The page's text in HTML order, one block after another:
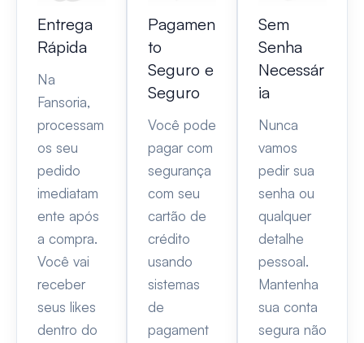
Entrega
Rápida
Na
Fansoria,
processam
os seu
pedido
imediatam
ente após
a compra.
Você vai
receber
seus likes
dentro do
Pagamen
to
Seguro e
Seguro
Você pode
pagar com
segurança
com seu
cartão de
crédito
usando
sistemas
de
pagament
Sem
Senha
Necessár
ia
Nunca
vamos
pedir sua
senha ou
qualquer
detalhe
pessoal.
Mantenha
sua conta
segura não